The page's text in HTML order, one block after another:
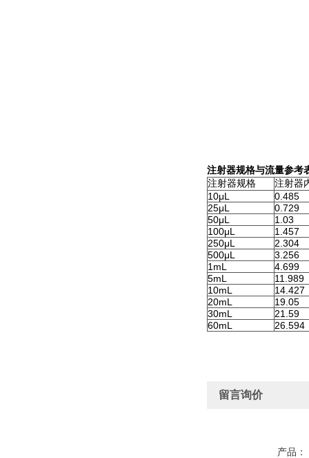
注射器规格与流量参考
注射器规格
注射器
10μL
0.485
25μL
0.729
50μL
1.03
100μL
1.457
250μL
2.304
500μL
3.256
1mL
4.699
5mL
11.989
10mL
14.427
20mL
19.05
30mL
21.59
60mL
26.594
留言询价
产品：